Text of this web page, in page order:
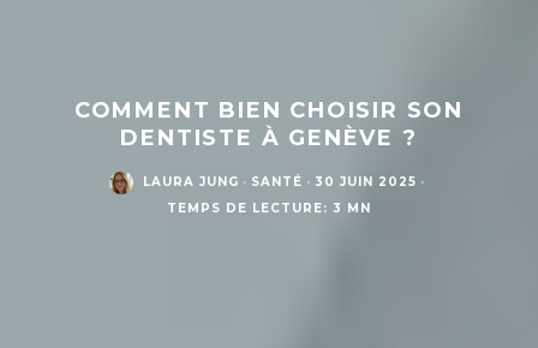
COMMENT BIEN CHOISIR SON
DENTISTE À GENÈVE ?
LAURA JUNG · SANTÉ · 30 JUIN 2025 ·
TEMPS DE LECTURE: 3 MN